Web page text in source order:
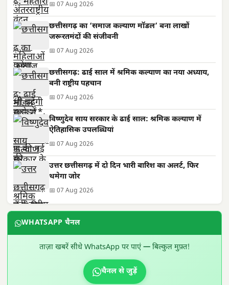
📅 07 Aug 2026
छत्तीसगढ़ का ‘समाज कल्याण मॉडल’ बना लाखों
जरूरतमंदों की संजीवनी
📅 07 Aug 2026
छत्तीसगढ़: ढाई साल में श्रमिक कल्याण का नया अध्याय,
बनी राष्ट्रीय पहचान
📅 07 Aug 2026
विष्णुदेव साय सरकार के ढाई साल: श्रमिक कल्याण में
ऐतिहासिक उपलब्धियां
📅 07 Aug 2026
उत्तर छत्तीसगढ़ में दो दिन भारी बारिश का अलर्ट, फिर
थमेगा जोर
📅 07 Aug 2026
WHATSAPP चैनल
ताज़ा खबरें सीधे WhatsApp पर पाएं — बिल्कुल मुफ़्त!
चैनल से जुड़ें